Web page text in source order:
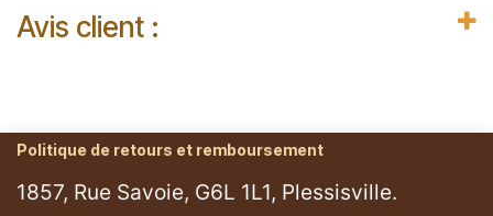
Avis client :
Politique de retours et remboursement
1857, Rue Savoie, G6L 1L1, Plessisville.